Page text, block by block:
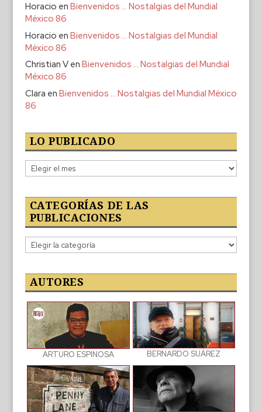
Horacio en Bienvenidos … Nostalgias del Mundial
México 86
Horacio en Bienvenidos … Nostalgias del Mundial
México 86
Christian Ven Bienvenidos … Nostalgias del Mundial
México 86
Clara en Bienvenidos … Nostalgias del Mundial México
86
LO PUBLICADO
Lo
publicado
CATEGORÍAS DE LAS
PUBLICACIONES
Categorías
de
publicaciones
AUTORES
ARTURO ESPINOSA BERNARDO SUÁREZ